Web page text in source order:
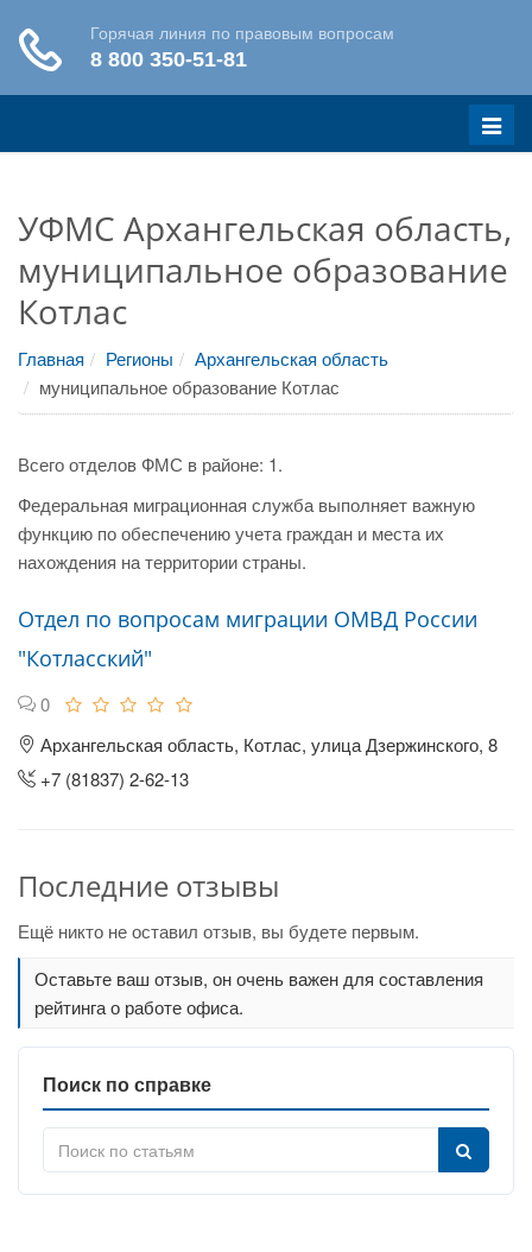
Меню
УФМС Архангельская область,
муниципальное образование
Котлас
Главная Регионы
Архангельская область
муниципальное образование Котлас
Всего отделов ФМС в районе: 1.
Федеральная миграционная служба выполняет важную
функцию по обеспечению учета граждан и места их
нахождения на территории страны.
Отдел по вопросам миграции ОМВД России
"Котласский"
0
Архангельская область, Котлас, улица Дзержинского, 8
+7 (81837) 2-62-13
Последние отзывы
Ещё никто не оставил отзыв, вы будете первым.
Оставьте ваш отзыв, он очень важен для составления
рейтинга о работе офиса.
Поиск по справке